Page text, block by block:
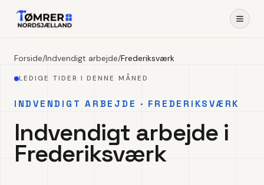
Forside/Indvendigt arbejde/Frederiksværk
LEDIGE TIDER I DENNE MÅNED
INDVENDIGT ARBEJDE · FREDERIKSVÆRK
Indvendigt arbejde i
Frederiksværk